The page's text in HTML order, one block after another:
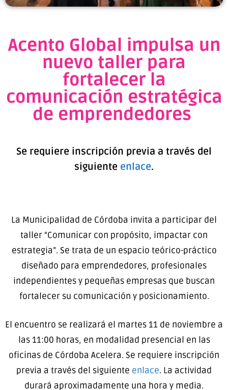
Acento Global impulsa un
nuevo taller para
fortalecer la
comunicación estratégica
de emprendedores ‌
Se requiere inscripción previa a través del
siguiente enlace.
La Municipalidad de Córdoba invita a participar del
taller “Comunicar con propósito, impactar con
estrategia”. Se trata de un espacio teórico-práctico
diseñado para emprendedores, profesionales
independientes y pequeñas empresas que buscan
fortalecer su comunicación y posicionamiento.
El encuentro se realizará el martes 11 de noviembre a
las 11:00 horas, en modalidad presencial en las
oficinas de Córdoba Acelera. Se requiere inscripción
previa a través del siguiente enlace. La actividad
durará aproximadamente una hora y media.